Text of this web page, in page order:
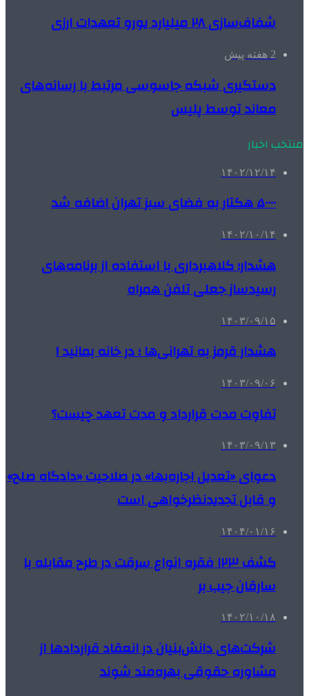
شفاف‌سازی ۲۸ میلیارد یورو تعهدات ارزی
2 هفته پیش
دستگیری شبکه جاسوسی مرتبط با رسانه‌های
معاند توسط پلیس
منتخب اخبار
۱۴۰۲/۱۲/۱۴
۵۰۰۰۰ هکتار به فضای سبز تهران اضافه شد
۱۴۰۲/۱۰/۱۴
هشدار؛ کلاهبرداری با استفاده از برنامه‌های
رسیدساز جعلی تلفن همراه
۱۴۰۳/۰۹/۱۵
هشدار قرمز به تهرانی‌ها ؛ در خانه بمانید !
۱۴۰۳/۰۹/۰۶
تفاوت مدت قرارداد و مدت تعهد چیست؟
۱۴۰۳/۰۹/۱۳
دعوای «تعدیل اجاره‌بها» در صلاحیت «دادگاه صلح»
و قابل تجدیدنظرخواهی است
۱۴۰۴/۰۱/۱۶
کشف ۱۲۳ فقره انواع سرقت در طرح مقابله با
سارقان جیب بر
۱۴۰۲/۱۰/۱۸
شرکت‌های دانش‌بنیان در انعقاد قراردادها از
مشاوره حقوقی بهره‌مند شوند